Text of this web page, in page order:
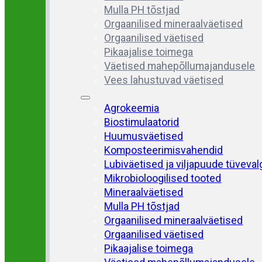
Mulla PH tõstjad
Orgaanilised mineraalväetised
Orgaanilised väetised
Pikaajalise toimega
Väetised mahepõllumajandusele
Vees lahustuvad väetised
Agrokeemia
Biostimulaatorid
Huumusväetised
Komposteerimisvahendid
Lubiväetised ja viljapuude
Mikrobioloogilised tooted
Mineraalväetised
Mulla PH tõstjad
Orgaanilised mineraalväetised
Orgaanilised väetised
Pikaajalise toimega